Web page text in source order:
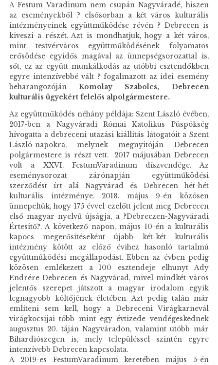
A Festum Varadinum nem csupán Nagyváradé, hiszen
az eseményekből ? elsősorban a két város kulturális
intézményeinek együttműködése révén ? Debrecen is
kiveszi a részét. Azt is mondhatjuk, hogy a két város,
mint testvérváros együttműködésének folyamatos
erősödése egyidős magával az ünnepségsorozattal is,
sőt, ez az együtt munkálkodás az utóbbi esztendőkben
egyre intenzívebbé vált ? fogalmazott az idei esemény
beharangozójánKomolay Szabolcs, Debrecen
kulturális ügyekért felelős alpolgármestere.
Az együttműködés néhány példája: Szent László évében,
2017-ben a Nagyváradi Római Katolikus Püspökség
hívogatta a debreceni utazási kiállítás látogatóit a Szent
László-napokra, melynek megnyitóján Debrecen
polgármestere is részt vett. 2017 májusában Debrecen
volt a XXVI. FestumVaradinum díszvendége. Az
eseménysorozat zárónapján együttműködési
szerződést írt alá Nagyvárad és Debrecen hét-hét
kulturális intézménye. 2018. május 9-én közösen
ünnepeltük, hogy 175 évvel ezelőtt jelent meg Debrecen
első magyar nyelvű újságja, a ?Debre­­czen-Nagyváradi
Értesítő?. A következő napon, május 10-én a kulturális
kapocs megerősítéseként újabb két-két kulturális
intézmény kötött az előző évihez hasonló tartalmú
együttműködési megállapodást. Ebben az évben pedig
közösen emlékezett a 100 esztendeje elhunyt Ady
Endrére Debrecen és Nagyvárad, mivel mindkét város
jelentős szerepet játszott a magyar irodalom egyik
legnagyobb költőjének életében. Azt pedig talán már
említeni sem kell, hogy a Debreceni Virágkarnevál
virágkocsijai több mint egy évtizede vendégeskednek
augusztus 20. táján Nagyváradon, valamint utóbb már
Bihardiószegen is, mely településsel szintén egyre
intenzívebb Debrecen kapcsolata.
A 2019-es FestumVaradinum keretében május 5-én